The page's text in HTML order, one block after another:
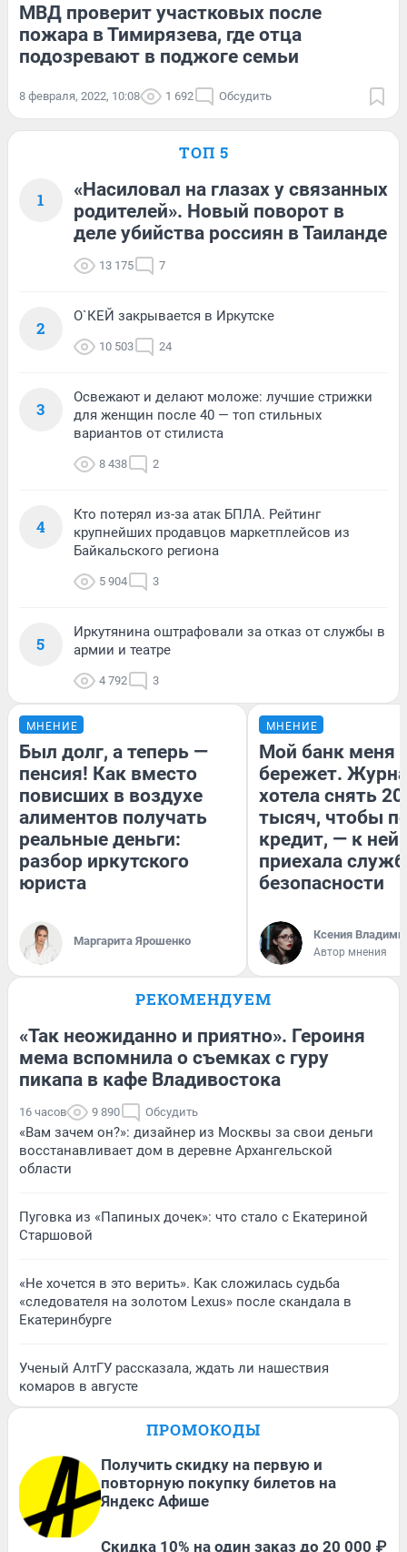
МВД проверит участковых после
пожара в Тимирязева, где отца
подозревают в поджоге семьи
8 февраля, 2022, 10:08 1 692 Обсудить
ТОП 5
1
«Насиловал на глазах у связанных
родителей». Новый поворот в
деле убийства россиян в Таиланде
13 175 7
2
О`КЕЙ закрывается в Иркутске
10 503 24
3
Освежают и делают моложе: лучшие стрижки
для женщин после 40 — топ стильных
вариантов от стилиста
8 438 2
4
Кто потерял из-за атак БПЛА. Рейтинг
крупнейших продавцов маркетплейсов из
Байкальского региона
5 904 3
5
Иркутянина оштрафовали за отказ от службы в
армии и театре
4 792 3
МНЕНИЕ
Был долг, а теперь —
пенсия! Как вместо
повисших в воздухе
алиментов получать
реальные деньги:
разбор иркутского
юриста
Маргарита Ярошенко
МНЕНИЕ
Мой банк меня
бережет.
хотела снять
тысяч, чтобы
кредит, — к
приехала
безопасности
Ксения
Автор мнения
РЕКОМЕНДУЕМ
«Так неожиданно и приятно». Героиня
мема вспомнила о съемках с гуру
пикапа в кафе Владивостока
16 часов 9 890 Обсудить
«Вам зачем он?»: дизайнер из Москвы за свои деньги
восстанавливает дом в деревне Архангельской
области
Пуговка из «Папиных дочек»: что стало с Екатериной
Старшовой
«Не хочется в это верить». Как сложилась судьба
«следователя на золотом Lexus» после скандала в
Екатеринбурге
Ученый АлтГУ рассказала, ждать ли нашествия
комаров в августе
ПРОМОКОДЫ
Получить скидку на первую и
повторную покупку билетов на
Яндекс Афише
Скидка 10% на один заказ до 20 000 ₽